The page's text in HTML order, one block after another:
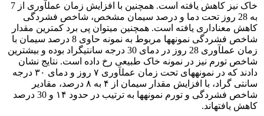
خاک نیز کاهش یافته است. همچنین با افزایش زمان عمل­آوری از 7
به 28 روز تحت دما و درصد سیمان مشخص، شاخص فشردگی
کاهش معناداری یافته است. همچنین می­توان پی برد کمترین مقدار
شاخص فشردگی نمونه­ها مربوط به نمونه حاوی 8 درصد سیمان با
زمان عمل­آوری 28 روز در دمای 30 درجه سانتی­گراد بوده و بیشترین
شاخص تورم نیز در نمونه­ خاک طبیعی رخ داده است. نتایج نشان
دادند که در نمونه­های تحت زمان عمل­آوری ۷ روز و دمای ۳۰ درجه
سانتی گراد، با افزایش مقدار سیمان از ۴ به ۸ درصد، مقادیر
شاخص فشردگی و تورم نمونه­ها به ترتیب در حدود ۱۴ و 30 درصد
کاهش یافته­اند.